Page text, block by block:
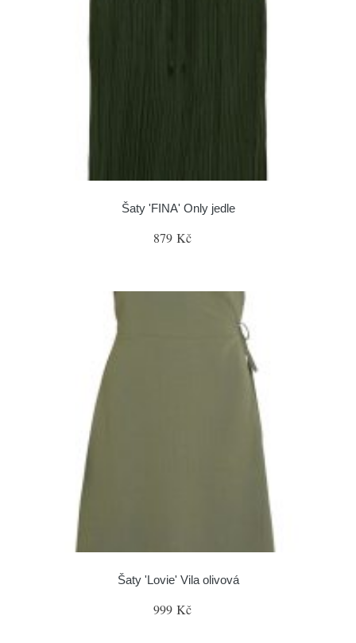
Šaty 'FINA' Only jedle
879 Kč
Šaty 'Lovie' Vila olivová
999 Kč